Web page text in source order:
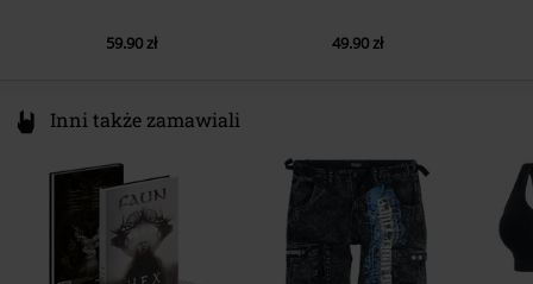
59.90 zł 49.90 zł
Inni także zamawiali